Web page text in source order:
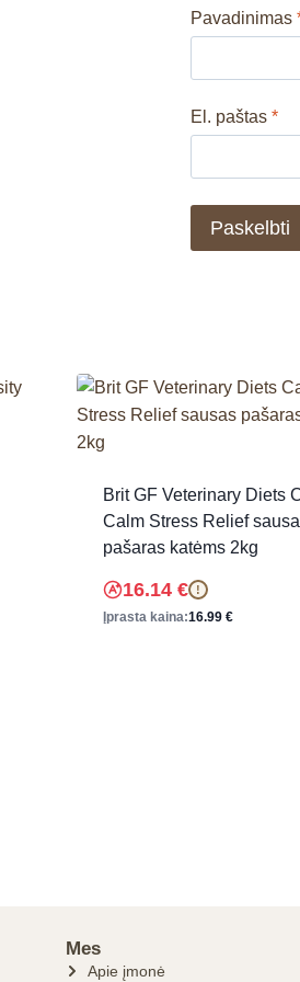
Pavadinimas
El. paštas*
Brit GF Veterinary Diets
Calm Stress Relief
pašaras katėms 2kg
16.14 € !
Įprasta kaina:16.99 €
Mes
Apie įmonė